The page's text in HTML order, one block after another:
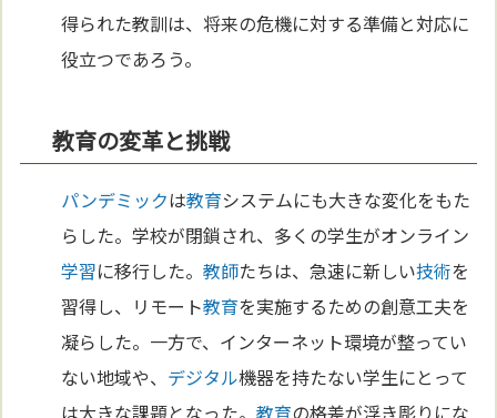
得られた教訓は、将来の危機に対する準備と対応に
役立つであろう。
教育の変革と挑戦
パンデミックは教育システムにも大きな変化をもた
らした。学校が閉鎖され、多くの学生がオンライン
学習に移行した。教師たちは、急速に新しい技術を
習得し、リモート教育を実施するための創意工夫を
凝らした。一方で、インターネット環境が整ってい
ない地域や、 デジタル機器を持たない学生にとって
は大きな課題となった。教育の格差が浮き彫りにな